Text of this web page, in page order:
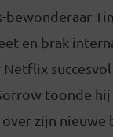
en brak
toonde
zijn